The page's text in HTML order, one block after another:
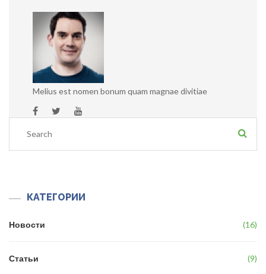
Melius est nomen bonum quam magnae divitiae
КАТЕГОРИИ
Новости 16
Статьи 9